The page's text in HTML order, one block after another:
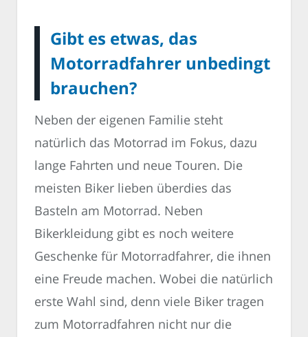
Gibt es etwas, das
Motorradfahrer unbedingt
brauchen?
Neben der eigenen Familie steht
natürlich das Motorrad im Fokus, dazu
lange Fahrten und neue Touren. Die
meisten Biker lieben überdies das
Basteln am Motorrad. Neben
Bikerkleidung gibt es noch weitere
Geschenke für Motorradfahrer, die ihnen
eine Freude machen. Wobei die natürlich
erste Wahl sind, denn viele Biker tragen
zum Motorradfahren nicht nur die